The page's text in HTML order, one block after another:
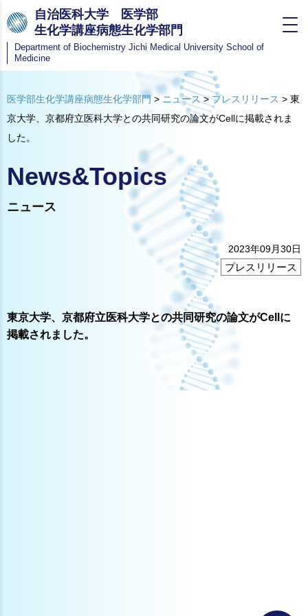
自治医科大学 医学部
生化学講座病態生化学部門
Department of Biochemistry Jichi Medical University School of
Medicine
医学部生化学講座病態生化学部門> ニュース>プレスリリース > 東
京大学、京都府立医科大学との共同研究の論文がCellに掲載されま
した。
News&Topics
ニュース
2023年09月30日
プレスリリース
東京大学、京都府立医科大学との共同研究の論文がCellに
掲載されました。